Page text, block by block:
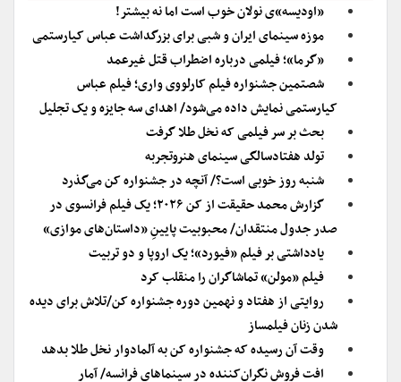
«اودیسه»ی نولان خوب است اما‌ نه بیشتر!
موزه سینمای ایران و شبی برای بزرگداشت عباس کیارستمی
«گرما»؛ فیلمی درباره اضطراب قتل غیرعمد
شصتمین جشنواره فیلم کارلووی واری؛ فیلم عباس
کیارستمی نمایش داده می‌شود/ اهدای سه جایزه و یک تجلیل
بحث بر سر فیلمی که نخل طلا گرفت
تولد هفتادسالگی سینمای هنروتجربه
شنبه روز خوبی است؟/ آنچه در جشنواره کن می‌گذرد
گزارش محمد حقیقت از کن ۲۰۲۶؛ یک فیلم فرانسوی در
صدر جدول منتقدان/ محبوبیت پایینِ «داستان‌های موازی»
یادداشتی بر فیلم «فیورد»؛ یک اروپا و دو تربیت
فیلم «مولن» تماشاگران را منقلب کرد
روایتی از هفتاد و نهمین دوره جشنواره کن/تلاش برای دیده
شدن زنان فیلمساز
وقت آن رسیده که جشنواره کن به آلمادوار نخل طلا بدهد
افت فروش نگران‌کننده در سینماهای فرانسه/ آمار